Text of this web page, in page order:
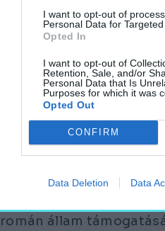
I want to opt-out of
Personal Data for Targeted
Opted In
I want to opt-out of
Retention, Sale, and/or
Personal Data that Is
Purposes for which it was
Opted Out
CONFIRM
Data Deletion Data
ÁT INNEN
ORSZÁGOT.
Az épület nagyobb
Habsburg
alakította, és több mint
a hadsereg használta.
visszaadták a római
román állam